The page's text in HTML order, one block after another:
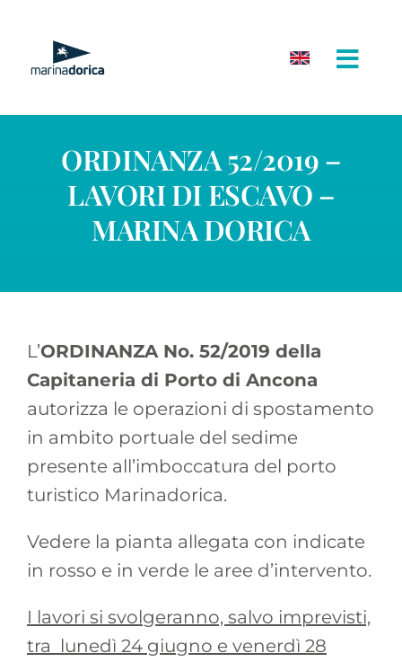
contenuto
ORDINANZA 52/2019 –
LAVORI DI ESCAVO –
MARINA DORICA
L’ORDINANZA No. 52/2019 della
Capitaneria di Porto di Ancona
autorizza le operazioni di spostamento
in ambito portuale del sedime
presente all’imboccatura del porto
turistico Marinadorica.
Vedere la pianta allegata con indicate
in rosso e in verde le aree d’intervento.
I lavori si svolgeranno, salvo imprevisti,
tra lunedì 24 giugno e venerdì 28